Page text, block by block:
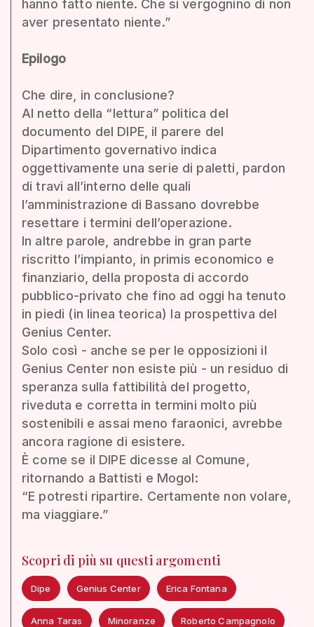
hanno fatto niente. Che si vergognino di non
aver presentato niente.”
Epilogo
Che dire, in conclusione?
Al netto della “lettura” politica del
documento del DIPE, il parere del
Dipartimento governativo indica
oggettivamente una serie di paletti, pardon
di travi all’interno delle quali
l’amministrazione di Bassano dovrebbe
resettare i termini dell’operazione.
In altre parole, andrebbe in gran parte
riscritto l’impianto, in primis economico e
finanziario, della proposta di accordo
pubblico-privato che fino ad oggi ha tenuto
in piedi (in linea teorica) la prospettiva del
Genius Center.
Solo così - anche se per le opposizioni il
Genius Center non esiste più - un residuo di
speranza sulla fattibilità del progetto,
riveduta e corretta in termini molto più
sostenibili e assai meno faraonici, avrebbe
ancora ragione di esistere.
È come se il DIPE dicesse al Comune,
ritornando a Battisti e Mogol:
“E potresti ripartire. Certamente non volare,
ma viaggiare.”
Scopri di più su questi argomenti
Dipe Genius Center Erica Fontana
Anna Taras Minoranze Roberto Campagnolo